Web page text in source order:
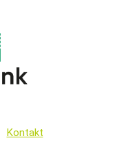
Kontakt